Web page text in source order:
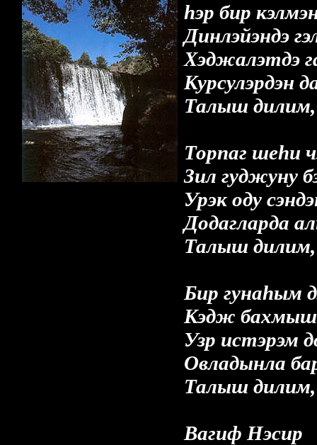
hэр бир
Динлэйэндэ
Хэджалэтдэ
Курсулэрдэн
Талыш
Торпаг шеhи
Зил гуджуну
Урэк оду
Додагларда
Талыш
Бир гунаhым
Кэдж
Узр истэрэм
Овладынла
Талыш
Вагиф Нэсир